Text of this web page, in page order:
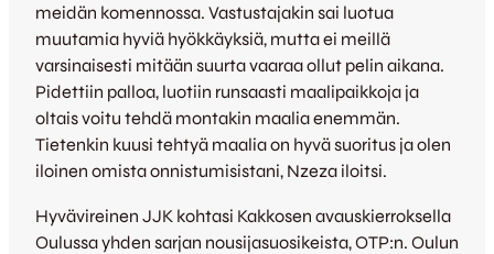
meidän komennossa. Vastustajakin sai luotua
muutamia hyviä hyökkäyksiä, mutta ei meillä
varsinaisesti mitään suurta vaaraa ollut pelin aikana.
Pidettiin palloa, luotiin runsaasti maalipaikkoja ja
oltais voitu tehdä montakin maalia enemmän.
Tietenkin kuusi tehtyä maalia on hyvä suoritus ja olen
iloinen omista onnistumisistani, Nzeza iloitsi.
Hyvävireinen JJK kohtasi Kakkosen avauskierroksella
Oulussa yhden sarjan nousijasuosikeista, OTP:n. Oulun